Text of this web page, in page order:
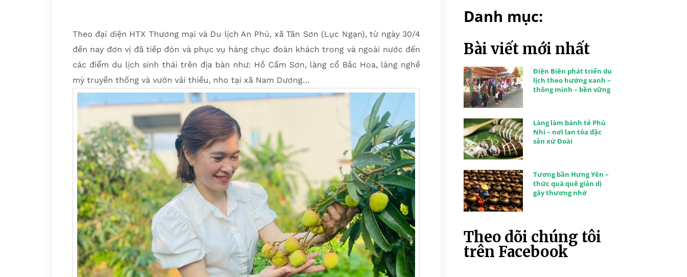
Theo đại diện HTX Thương mại và Du lịch An Phú, xã Tân Sơn (Lục Ngạn), từ ngày 30/4
đến nay đơn vị đã tiếp đón và phục vụ hàng chục đoàn khách trong và ngoài nước đến
các điểm du lịch sinh thái trên địa bàn như: Hồ Cấm Sơn, làng cổ Bắc Hoa, làng nghề
mỳ truyền thống và vườn vải thiều, nho tại xã Nam Dương…
Danh mục:
Bài viết mới nhất
Điện Biên phát triển du
lịch theo hướng xanh –
thông minh – bền vững
Làng làm bánh tẻ Phú
Nhi – nơi lan tỏa đặc
sản xứ Đoài
Tương bần Hưng Yên –
thức quà quê giản dị
gây thương nhớ
Theo dõi chúng tôi
trên Facebook